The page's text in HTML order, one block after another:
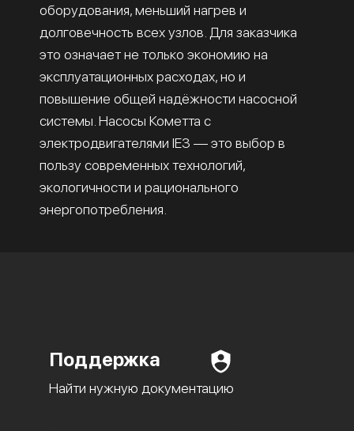
оборудования, меньший нагрев и
долговечность всех узлов. Для заказчика
это означает не только экономию на
эксплуатационных расходах, но и
повышение общей надёжности насосной
системы. Насосы Кометта с
электродвигателями IE3 — это выбор в
пользу современных технологий,
экологичности и рационального
энергопотребления.
Поддержка
Найти нужную документацию